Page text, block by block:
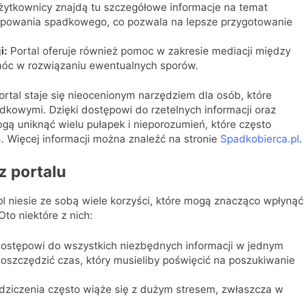
znajdą tu szczegółowe informacje na temat
spadkowego, co pozwala na lepsze przygotowanie
Portal oferuje również pomoc w zakresie mediacji między
w rozwiązaniu ewentualnych sporów.
staje się nieocenionym narzędziem dla osób, które
Dzięki dostępowi do rzetelnych informacji oraz
uniknąć wielu pułapek i nieporozumień, które często
informacji można znaleźć na stronie Spadkobierca.pl.
portalu
niesie ze sobą wiele korzyści, które mogą znacząco wpłynąć
niektóre z nich:
do wszystkich niezbędnych informacji w jednym
czas, który musieliby poświęcić na poszukiwanie
często wiąże się z dużym stresem, zwłaszcza w